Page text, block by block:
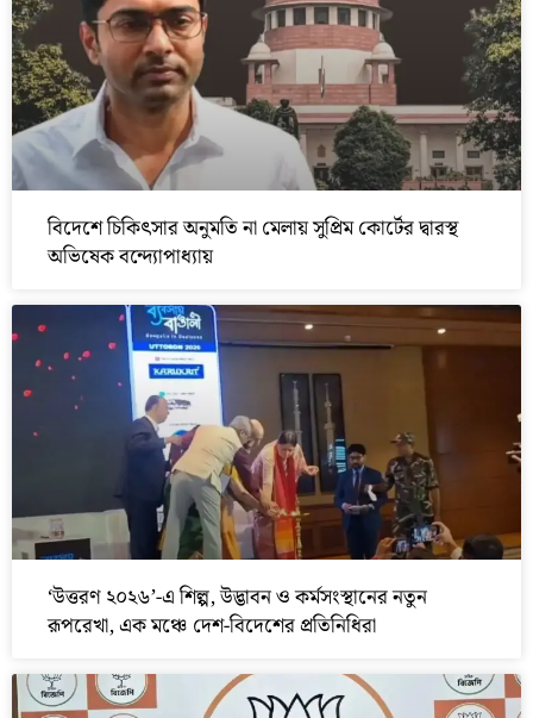
বিদেশে চিকিৎসার অনুমতি না মেলায় সুপ্রিম কোর্টের দ্বারস্থ
অভিষেক বন্দ্যোপাধ্যায়
‘উত্তরণ ২০২৬’-এ শিল্প, উদ্ভাবন ও কর্মসংস্থানের নতুন
রূপরেখা, এক মঞ্চে দেশ-বিদেশের প্রতিনিধিরা